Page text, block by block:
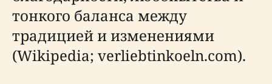
тонкого баланса между
традицией и изменениями
(Wikipedia; verliebtinkoeln.com).